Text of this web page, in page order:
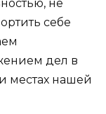
не
себе
дел в
местах нашей